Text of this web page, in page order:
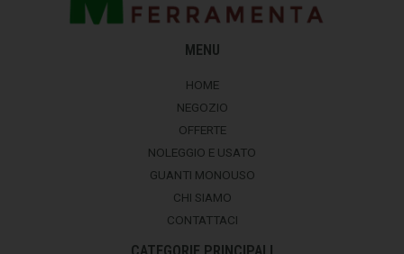
MENU
HOME
NEGOZIO
OFFERTE
NOLEGGIO E USATO
GUANTI MONOUSO
CHI SIAMO
CONTATTACI